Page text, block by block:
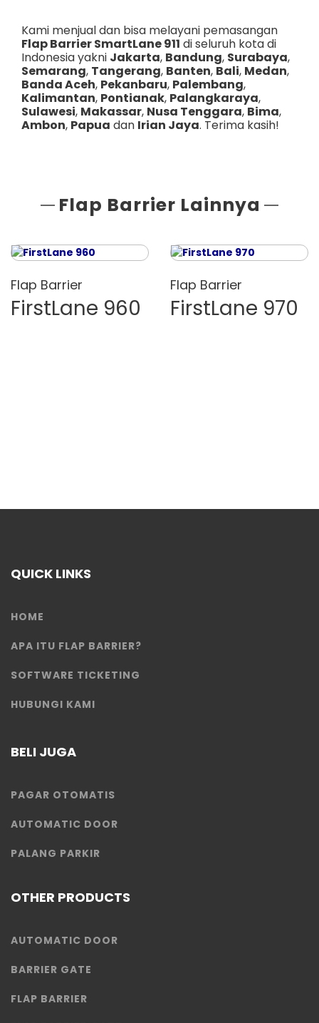
Kami menjual dan bisa melayani pemasangan
Flap Barrier SmartLane 911 di seluruh kota di
Indonesia yakni Jakarta, Bandung, Surabaya,
Semarang, Tangerang, Banten, Bali, Medan,
Banda Aceh, Pekanbaru, Palembang,
Kalimantan, Pontianak, Palangkaraya,
Sulawesi, Makassar, Nusa Tenggara, Bima,
Ambon, Papua dan Irian Jaya. Terima kasih!
Flap Barrier Lainnya
Flap Barrier
FirstLane 960
Flap Barrier
FirstLane 970
QUICK LINKS
HOME
APA ITU FLAP BARRIER?
SOFTWARE TICKETING
HUBUNGI KAMI
BELI JUGA
PAGAR OTOMATIS
AUTOMATIC DOOR
PALANG PARKIR
OTHER PRODUCTS
AUTOMATIC DOOR
BARRIER GATE
FLAP BARRIER